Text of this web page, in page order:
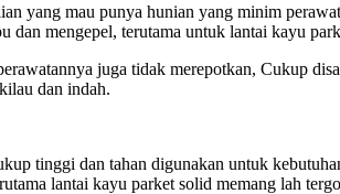
yang mau punya hunian yang minim
dan mengepel, terutama untuk lantai kayu
juga tidak merepotkan, Cukup
dan indah.
tinggi dan tahan digunakan untuk
lantai kayu parket solid memang lah